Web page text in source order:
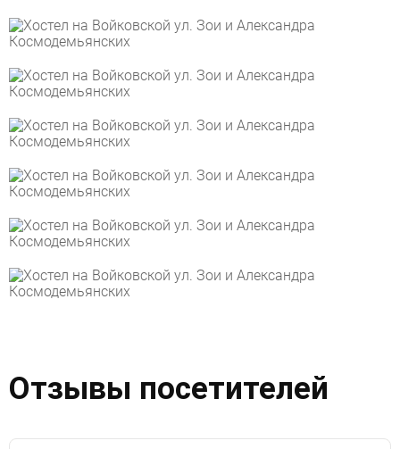
Отзывы посетителей